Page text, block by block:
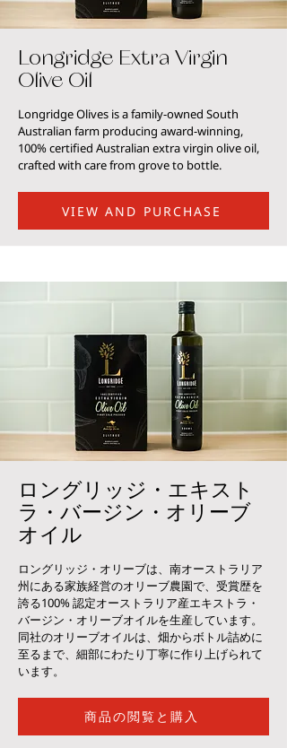
Longridge Extra Virgin
Olive Oil
Longridge Olives is a family-owned South
Australian farm producing award-winning,
100% certified Australian extra virgin olive oil,
crafted with care from grove to bottle.
VIEW AND PURCHASE
ロングリッジ・エキスト
ラ・バージン・オリーブ
オイル
ロングリッジ・オリーブは、南オーストラリア
州にある家族経営のオリーブ農園で、受賞歴を
誇る100% 認定オーストラリア産エキストラ・
バージン・オリーブオイルを生産しています。
同社のオリーブオイルは、畑からボトル詰めに
至るまで、細部にわたり丁寧に作り上げられて
います。
商品の閲覧と購入